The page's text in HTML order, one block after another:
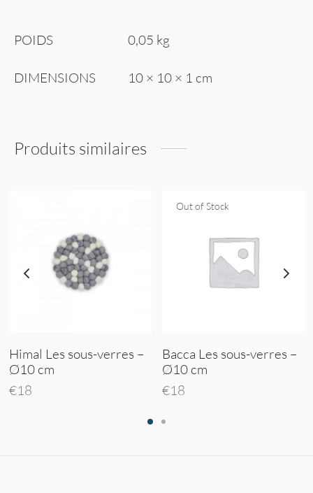
POIDS 0,05 kg
DIMENSIONS 10 × 10 × 1 cm
Produits similaires
Himal Les sous-verres –
Ø10 cm
€18
Out of Stock
Bacca Les sous-verres –
Ø10 cm
€18